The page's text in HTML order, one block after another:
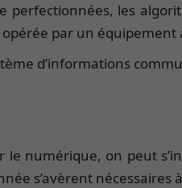
perfectionnées, les
par un
d’informations
numérique, on peut
s’avèrent